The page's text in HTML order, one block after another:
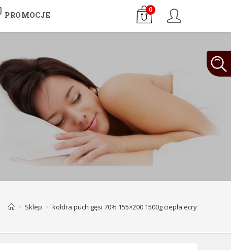
PROMOCJE
0
> Sklep > kołdra puch gęsi 70% 155×200 1500g ciepła ecry